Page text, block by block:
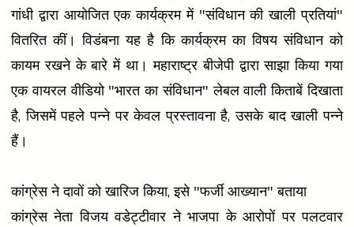
गांधी द्वारा आयोजित एक कार्यक्रम में "संविधान की खाली प्रतियां"
वितरित कीं। विडंबना यह है कि कार्यक्रम का विषय संविधान को
कायम रखने के बारे में था। महाराष्ट्र बीजेपी द्वारा साझा किया गया
एक वायरल वीडियो "भारत का संविधान" लेबल वाली किताबें दिखाता
है, जिसमें पहले पन्ने पर केवल प्रस्तावना है, उसके बाद खाली पन्ने
हैं।
कांग्रेस ने दावों को खारिज किया, इसे "फर्जी आख्यान" बताया
कांग्रेस नेता विजय वडेट्टीवार ने भाजपा के आरोपों पर पलटवार